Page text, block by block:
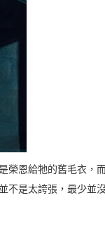
榮恩給牠的舊毛衣
不是太誇張，最少並